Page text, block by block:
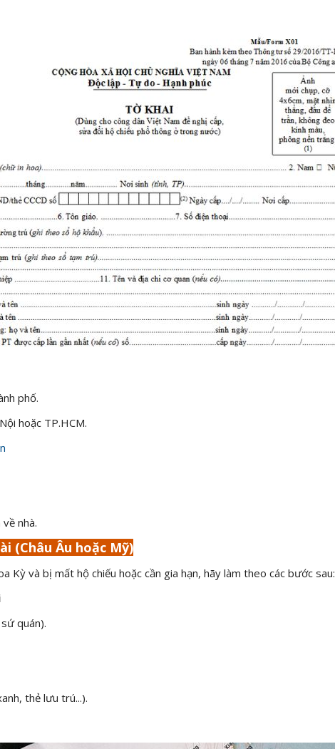
phố.
hoặc TP.HCM.
nhà.
(Châu Âu hoặc Mỹ)
Kỳ và bị mất hộ chiếu hoặc cần gia hạn, hãy làm theo các bước sau:
quán).
thẻ lưu trú...).